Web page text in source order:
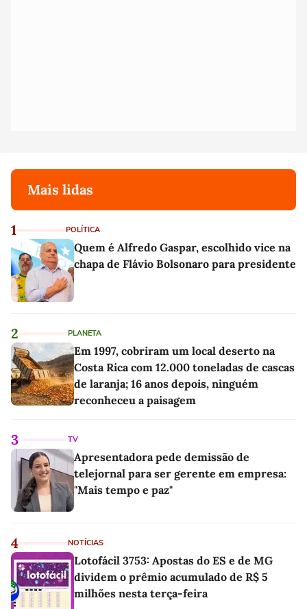
Mais lidas
1 POLÍTICA
Quem é Alfredo Gaspar, escolhido vice na
chapa de Flávio Bolsonaro para presidente
2 PLANETA
Em 1997, cobriram um local deserto na
Costa Rica com 12.000 toneladas de cascas
de laranja; 16 anos depois, ninguém
reconheceu a paisagem
3 TV
Apresentadora pede demissão de
telejornal para ser gerente em empresa:
"Mais tempo e paz"
4 NOTÍCIAS
Lotofácil 3753: Apostas do ES e de MG
dividem o prêmio acumulado de R$ 5
milhões nesta terça-feira